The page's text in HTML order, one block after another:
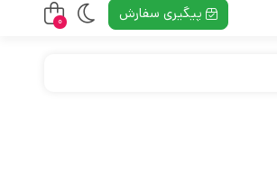
پیگیری سفارش 0